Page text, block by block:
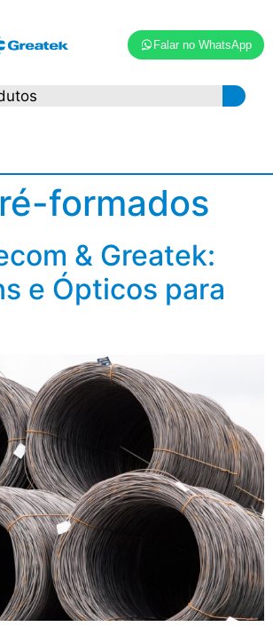
Falar no WhatsApp
formados
& Greatek:
e Ópticos para